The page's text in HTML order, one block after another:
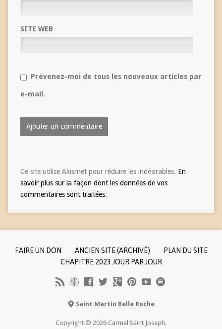
SITE WEB
Prévenez-moi de tous les nouveaux articles par
e-mail.
Ce site utilise Akismet pour réduire les indésirables. En
savoir plus sur la façon dont les données de vos
commentaires sont traitées.
FAIRE UN DON ANCIEN SITE (ARCHIVÉ)
PLAN DU SITE
CHAPITRE 2023 JOUR PAR JOUR
Saint Martin Belle Roche
Copyright © 2026 Carmel Saint Joseph.